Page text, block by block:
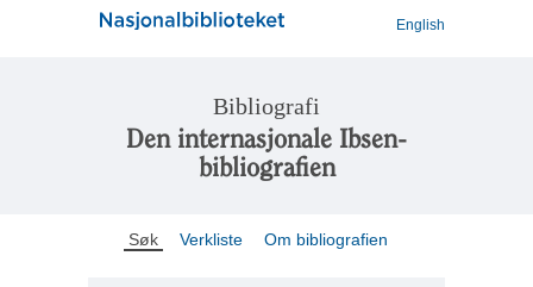
English
Bibliografi
Den internasjonale Ibsen-
bibliografien
Søk Verkliste Om bibliografien